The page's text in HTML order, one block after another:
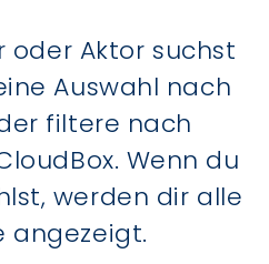
oder Aktor suchst
Auswahl nach
filtere nach
Wenn du
werden dir alle
angezeigt.